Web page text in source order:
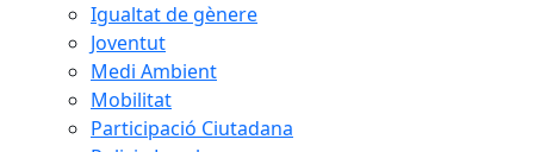
Igualtat de gènere
Joventut
Medi Ambient
Mobilitat
Participació Ciutadana